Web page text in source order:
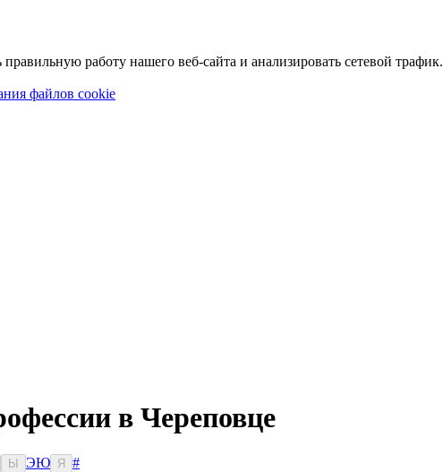
работу нашего веб-сайта и анализировать сетевой трафик.
файлов cookie
в Череповце
Ы ЭЮ Я #